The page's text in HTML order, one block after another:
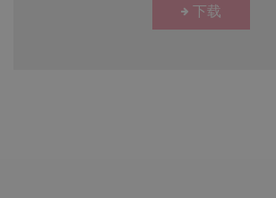
下载